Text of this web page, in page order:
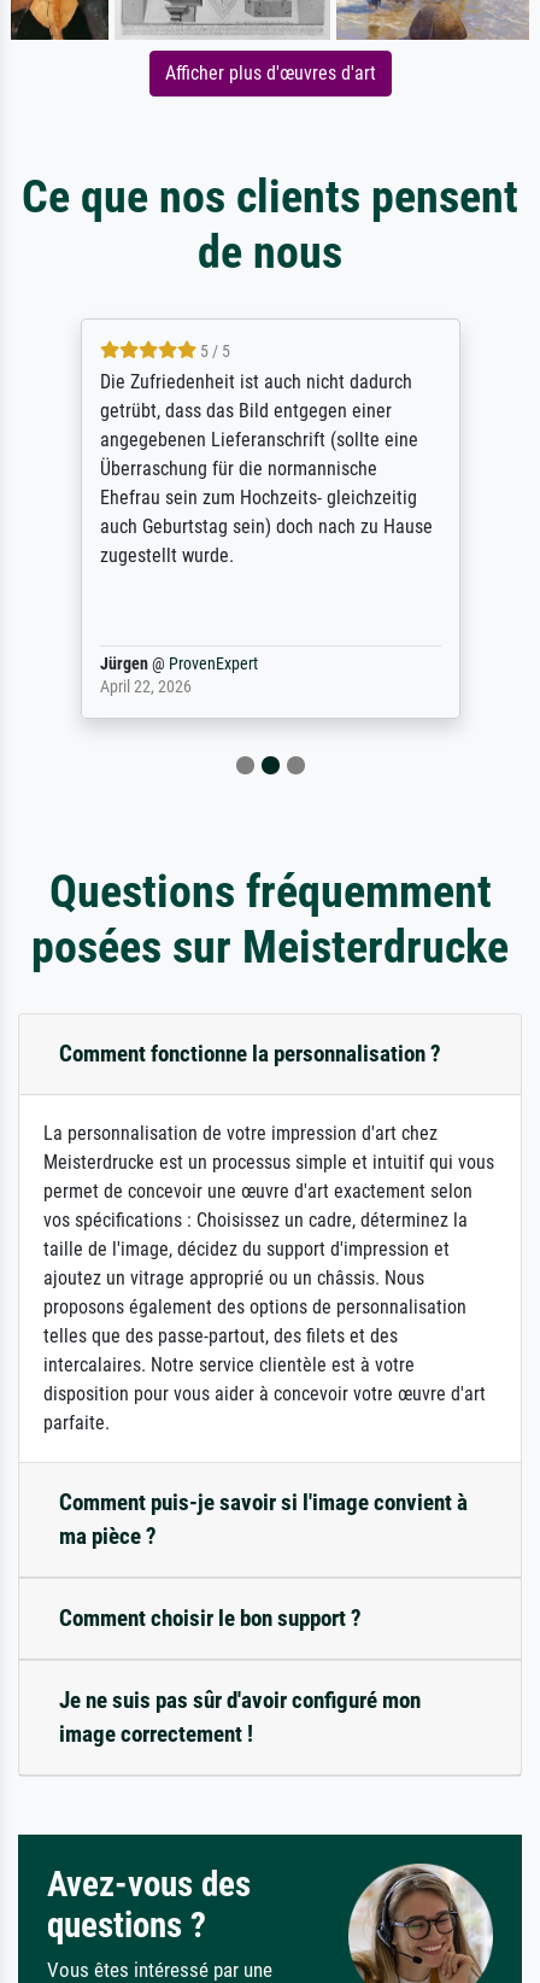
Afficher plus d'œuvres d'art
Ce que nos clients pensent
de nous
5 / 5
Die Zufriedenheit ist auch nicht dadurch
getrübt, dass das Bild entgegen einer
angegebenen Lieferanschrift (sollte eine
Überraschung für die normannische
Ehefrau sein zum Hochzeits- gleichzeitig
auch Geburtstag sein) doch nach zu Hause
zugestellt wurde.
Jürgen@ ProvenExpert
April 22, 2026
Questions fréquemment
posées sur Meisterdrucke
Comment fonctionne la personnalisation ?
La personnalisation de votre impression d'art chez
Meisterdrucke est un processus simple et intuitif qui vous
permet de concevoir une œuvre d'art exactement selon
vos spécifications : Choisissez un cadre, déterminez la
taille de l'image, décidez du support d'impression et
ajoutez un vitrage approprié ou un châssis. Nous
proposons également des options de personnalisation
telles que des passe-partout, des filets et des
intercalaires. Notre service clientèle est à votre
disposition pour vous aider à concevoir votre œuvre d'art
parfaite.
Comment puis-je savoir si l'image convient à
ma pièce ?
Comment choisir le bon support ?
Je ne suis pas sûr d'avoir configuré mon
image correctement !
Avez-vous des
questions ?
Vous êtes intéressé par une